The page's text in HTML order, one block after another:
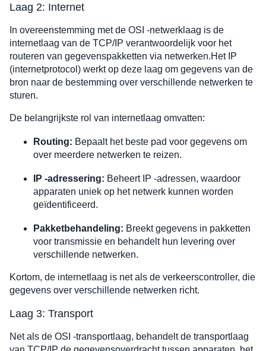
Laag 2: Internet
In overeenstemming met de OSI -netwerklaag is de
internetlaag van de TCP/IP verantwoordelijk voor het
routeren van gegevenspakketten via netwerken.Het IP
(internetprotocol) werkt op deze laag om gegevens van de
bron naar de bestemming over verschillende netwerken te
sturen.
De belangrijkste rol van internetlaag omvatten:
Routing: Bepaalt het beste pad voor gegevens om
over meerdere netwerken te reizen.
IP -adressering: Beheert IP -adressen, waardoor
apparaten uniek op het netwerk kunnen worden
geïdentificeerd.
Pakketbehandeling: Breekt gegevens in pakketten
voor transmissie en behandelt hun levering over
verschillende netwerken.
Kortom, de internetlaag is net als de verkeerscontroller, die
gegevens over verschillende netwerken richt.
Laag 3: Transport
Net als de OSI -transportlaag, behandelt de transportlaag